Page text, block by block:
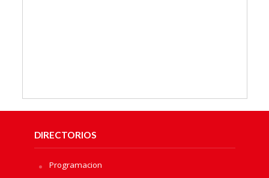
DIRECTORIOS
Programacion